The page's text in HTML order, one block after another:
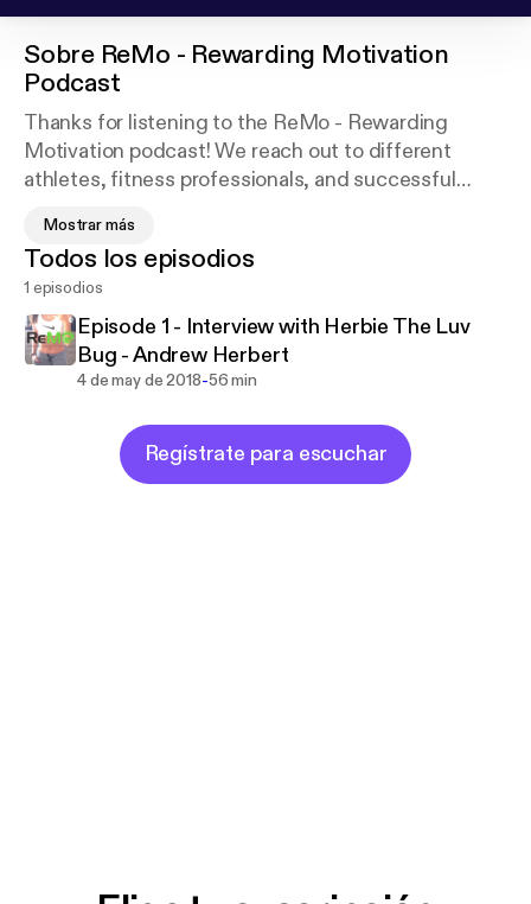
Sobre ReMo - Rewarding Motivation
Podcast
Thanks for listening to the ReMo - Rewarding
Motivation podcast! We reach out to different
athletes, fitness professionals, and successful
them, and share their story! We hope by doing so,
we can share some nuggets of motivation with our
listeners, and even some strategies that they can
implement in their daily life to lead a more
productive, and rewarding lifestyle!
Mostrar más
Todos los episodios
1 episodios
Episode 1 - Interview with Herbie The Luv
Bug - Andrew Herbert
4 de may de 2018-56 min
Regístrate para escuchar